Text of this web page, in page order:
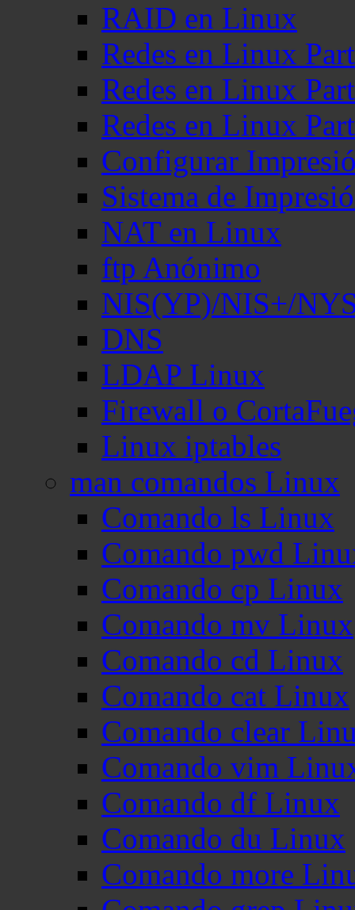
RAID en Linux
Redes en Linux
Redes en Linux
Redes en Linux
Configurar
Sistema de
NAT en Linux
ftp Anónimo
NIS(YP)/NIS+/
DNS
LDAP Linux
Firewall o
Linux iptables
man comandos Linux
Comando ls Linux
Comando pwd
Comando cp Linux
Comando mv Linux
Comando cd Linux
Comando cat Linux
Comando clear
Comando vim
Comando df Linux
Comando du Linux
Comando more